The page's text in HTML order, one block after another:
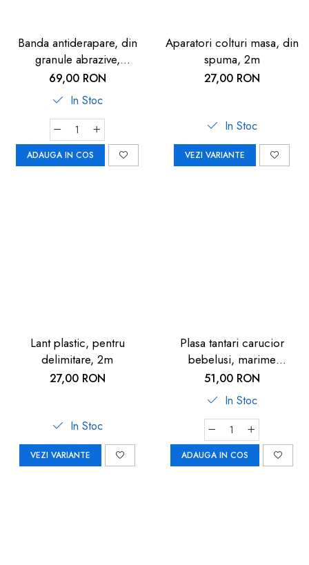
Banda antiderapare, din
granule abrazive,
autoadeziva, 5m, neagra
69,00 RON
In Stoc
ADAUGA IN COS
Aparatori colturi masa, din
spuma, 2m
27,00 RON
In Stoc
VEZI VARIANTE
Lant plastic, pentru
delimitare, 2m
27,00 RON
In Stoc
VEZI VARIANTE
Plasa tantari carucior
bebelusi, marime
universala, neagra, Reer
BiteSafe
51,00 RON
In Stoc
ADAUGA IN COS